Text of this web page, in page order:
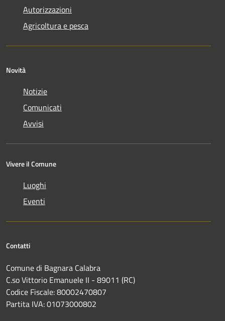
Autorizzazioni
Agricoltura e pesca
Novità
Notizie
Comunicati
Avvisi
Vivere il Comune
Luoghi
Eventi
Contatti
Comune di Bagnara Calabra
C.so Vittorio Emanuele II - 89011 (RC)
Codice Fiscale:80002470807
Partita IVA:01073000802